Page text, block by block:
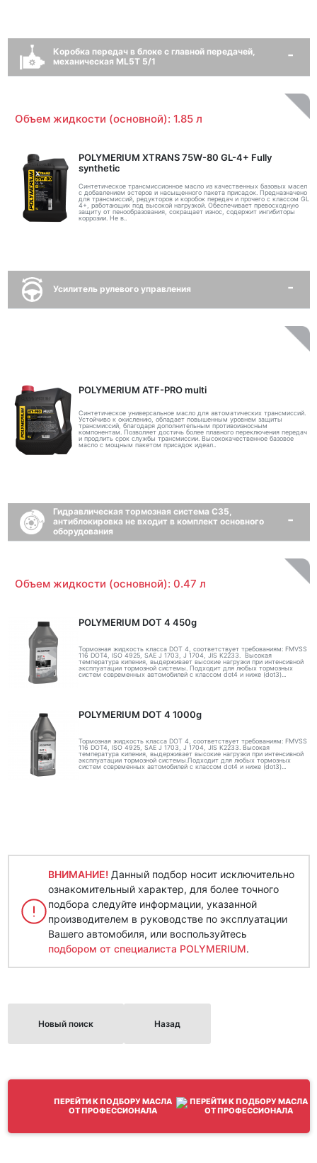
Коробка передач в блоке с главной передачей,
механическая ML5T 5/1
Объем жидкости (основной): 1.85 л
POLYMERIUM XTRANS 75W-80 GL-4+ Fully
synthetic
Синтетическое трансмиссионное масло из качественных базовых масел
с добавлением эстеров и насыщенного пакета присадок. Предназначено
для трансмиссий, редукторов и коробок передач и прочего с классом GL
4+, работающих под высокой нагрузкой. Обеспечивает превосходную
защиту от пенообразования, сокращает износ, содержит ингибиторы
коррозии. Не в..
Усилитель рулевого управления
POLYMERIUM ATF-PRO multi
Синтетическое универсальное масло для автоматических трансмиссий.
Устойчиво к окислению, обладает повышенным уровнем защиты
трансмиссий, благодаря дополнительным противоизносным
компонентам. Позволяет достичь более плавного переключения передач
и продлить срок службы трансмиссии. Высококачественное базовое
масло с мощным пакетом присадок идеал..
Гидравлическая тормозная система C35,
антиблокировка не входит в комплект основного
оборудования
Объем жидкости (основной): 0.47 л
POLYMERIUM DOT 4 450g
Тормозная жидкость класса DOT 4, соответствует требованиям: FMVSS
116 DOT4, ISO 4925, SAE J 1703, J 1704, JIS K2233. Высокая
температура кипения, выдерживает высокие нагрузки при интенсивной
эксплуатации тормозной системы. Подходит для любых тормозных
систем современных автомобилей с классом dot4 и ниже (dot3)...
POLYMERIUM DOT 4 1000g
Тормозная жидкость класса DOT 4, соответствует требованиям: FMVSS
116 DOT4, ISO 4925, SAE J 1703, J 1704, JIS K2233. Высокая
температура кипения, выдерживает высокие нагрузки при интенсивной
эксплуатации тормозной системы.Подходит для любых тормозных
систем современных автомобилей с классом dot4 и ниже (dot3)...
ВНИМАНИЕ! Данный подбор носит исключительно
ознакомительный характер, для более точного
подбора следуйте информации, указанной
производителем в руководстве по эксплуатации
Вашего автомобиля, или воспользуйтесь
подбором от специалиста POLYMERIUM.
Новый поиск Назад
ПЕРЕЙТИ К ПОДБОРУ МАСЛА
ОТ ПРОФЕССИОНАЛА